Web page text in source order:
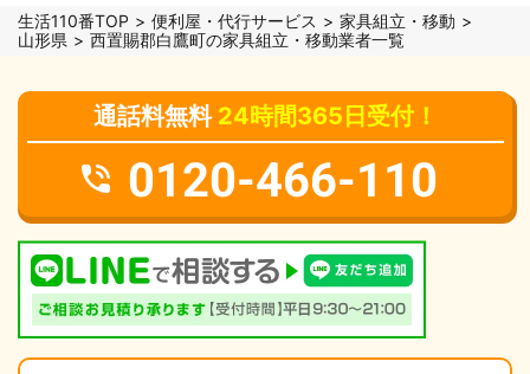
生活110番TOP 便利屋・代行サービス
家具組立・移動
山形県
西置賜郡白鷹町の家具組立・移動業者一覧
通話料無料 24時間365日受付！
0120-466-110